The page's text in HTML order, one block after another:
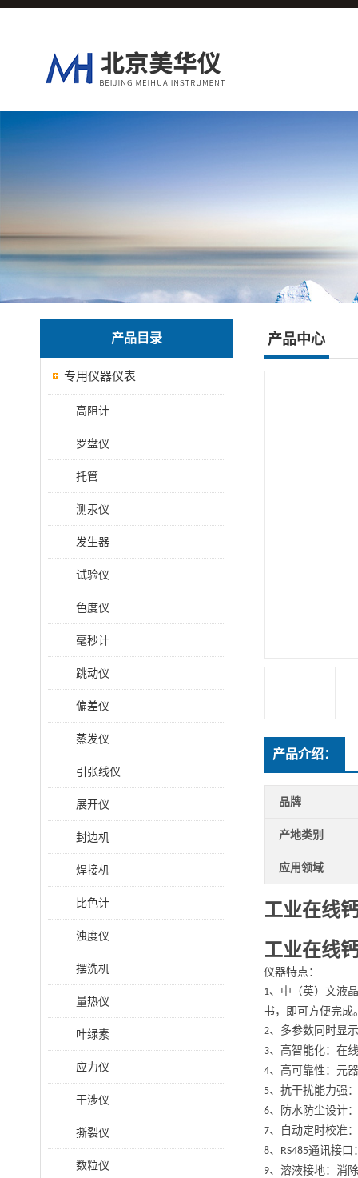
产品目录
专用仪器仪表
高阻计
罗盘仪
托管
测汞仪
发生器
试验仪
色度仪
毫秒计
跳动仪
偏差仪
蒸发仪
引张线仪
展开仪
封边机
焊接机
比色计
浊度仪
摆洗机
量热仪
叶绿素
应力仪
干涉仪
撕裂仪
数粒仪
产品中心
产品介绍：
品牌
产地类别
应用领域
工业在线
工业在线
仪器特点：
1、中（英）文液
书，即可方便完成
2、多参数同时显
3、高智能化：在
4、高可靠性：元
5、抗干扰能力强
6、防水防尘设计
7、自动定时校准
8、 RS485通讯接口
9、溶液接地：消